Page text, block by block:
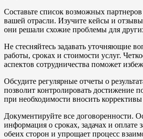
Составьте список возможных
вашей отрасли. Изучите кейсы и
они решали схожие проблемы для
Не стесняйтесь задавать уточняющие
работы, сроках и стоимости услуг.
аспектов сотрудничества поможет
Обсудите регулярные отчеты о
позволит контролировать достижение
при необходимости вносить
Документируйте все договоренности.
информация о сроках, задачах и оплате
обеих сторон и упрощает процесс